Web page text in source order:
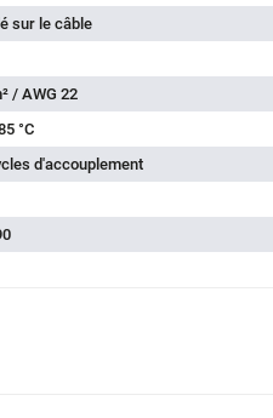
sur le câble
/ AWG 22
°C
d'accouplement